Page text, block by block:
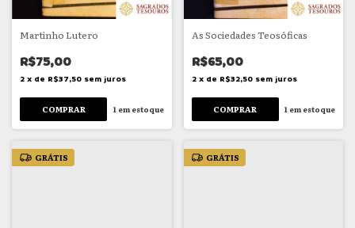
Martinho Lutero
R$75,00
2 x de R$37,50 sem juros
1em estoque
As Sociedades Teosóficas
R$65,00
2 x de R$32,50 sem juros
1 em estoque
GRÁTIS GRÁTIS